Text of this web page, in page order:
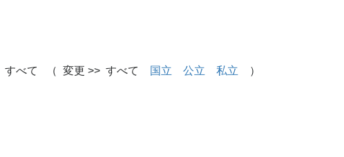
すべて （ 変更 >> すべて 国立 公立 私立 ）